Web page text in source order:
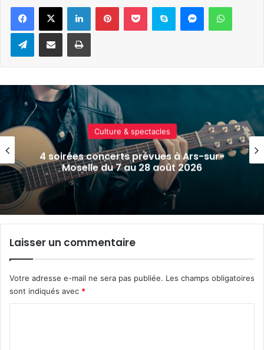
LinkedinPinterestPocket Skype Messenger
TelegramPartager par e-mail Imprimer
Culture & spectacles
Metz : J-1 avant le cinéma plein air au
Plan d’Eau
Laisser un commentaire
Votre adresse e-mail ne sera pas publiée. Les champs obligatoires
sont indiqués avec *